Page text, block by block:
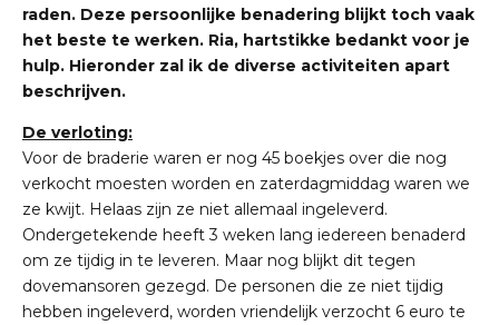
raden. Deze persoonlijke benadering blijkt toch vaak
het beste te werken. Ria, hartstikke bedankt voor je
hulp. Hieronder zal ik de diverse activiteiten apart
beschrijven.
De verloting:
Voor de braderie waren er nog 45 boekjes over die nog
verkocht moesten worden en zaterdagmiddag waren we
ze kwijt. Helaas zijn ze niet allemaal ingeleverd.
Ondergetekende heeft 3 weken lang iedereen benaderd
om ze tijdig in te leveren. Maar nog blijkt dit tegen
dovemansoren gezegd. De personen die ze niet tijdig
hebben ingeleverd, worden vriendelijk verzocht 6 euro te